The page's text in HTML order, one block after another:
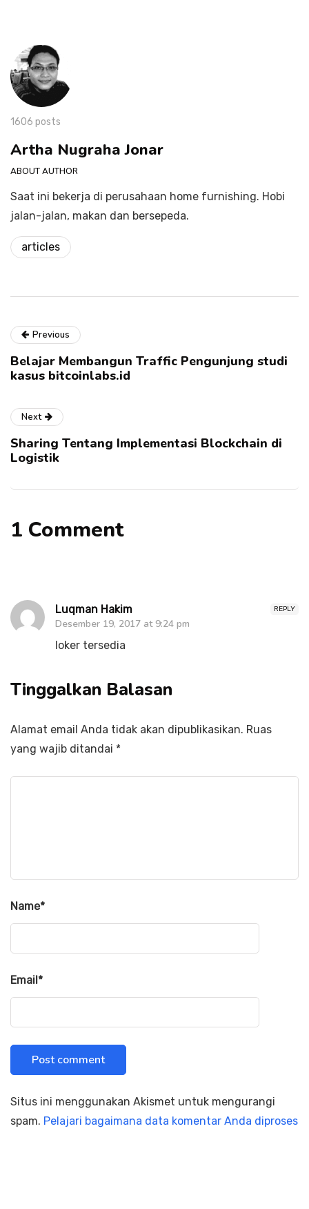
1606 posts
Artha Nugraha Jonar
ABOUT AUTHOR
Saat ini bekerja di perusahaan home furnishing. Hobi
jalan-jalan, makan dan bersepeda.
articles
Previous
Belajar Membangun Traffic Pengunjung studi
kasus bitcoinlabs.id
Next
Sharing Tentang Implementasi Blockchain di
Logistik
1 Comment
REPLY
Luqman Hakim
Desember 19, 2017 at 9:24 pm
loker tersedia
Tinggalkan Balasan
Alamat email Anda tidak akan dipublikasikan. Ruas
yang wajib ditandai *
Name*
Email*
Situs ini menggunakan Akismet untuk mengurangi
spam. Pelajari bagaimana data komentar Anda diproses